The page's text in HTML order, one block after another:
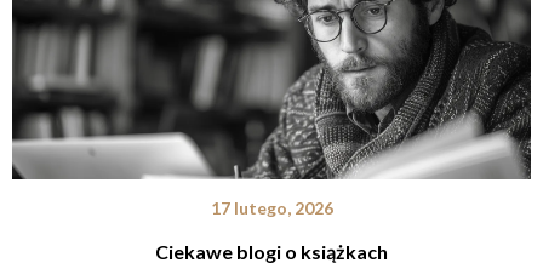
17 lutego, 2026
Ciekawe blogi o książkach